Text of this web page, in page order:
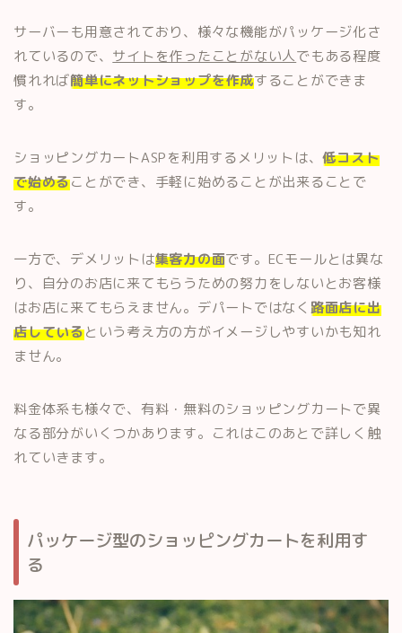
サーバーも用意されており、様々な機能がパッケージ化さ
れているので、 サイトを作ったことがない人でもある程度
慣れれば簡単にネットショップを作成することができま
す。
ショッピングカートASPを利用するメリットは、低コスト
で始めることができ、手軽に始めることが出来ることで
す。
一方で、デメリットは集客力の面です。ECモールとは異な
り、自分のお店に来てもらうための努力をしないとお客様
はお店に来てもらえません。デパートではなく路面店に出
店しているという考え方の方がイメージしやすいかも知れ
ません。
料金体系も様々で、有料・無料のショッピングカートで異
なる部分がいくつかあります。これはこのあとで詳しく触
れていきます。
パッケージ型のショッピングカートを利用す
る